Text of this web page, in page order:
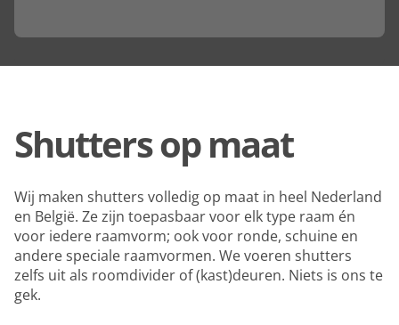
Shutters op maat
Wij maken shutters volledig op maat in heel Nederland
en België. Ze zijn toepasbaar voor elk type raam én
voor iedere raamvorm; ook voor ronde, schuine en
andere speciale raamvormen. We voeren shutters
zelfs uit als roomdivider of (kast)deuren. Niets is ons te
gek.